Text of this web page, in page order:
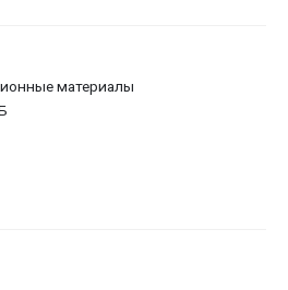
материалы